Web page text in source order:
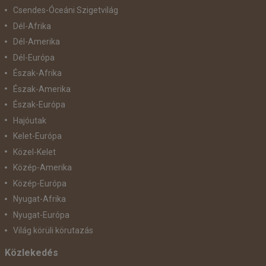
Csendes-Óceáni Szigetvilág
Dél-Afrika
Dél-Amerika
Dél-Európa
Észak-Afrika
Észak-Amerika
Észak-Európa
Hajóutak
Kelet-Európa
Közel-Kelet
Közép-Amerika
Közép-Európa
Nyugat-Afrika
Nyugat-Európa
Világ körüli körutazás
Közlekedés